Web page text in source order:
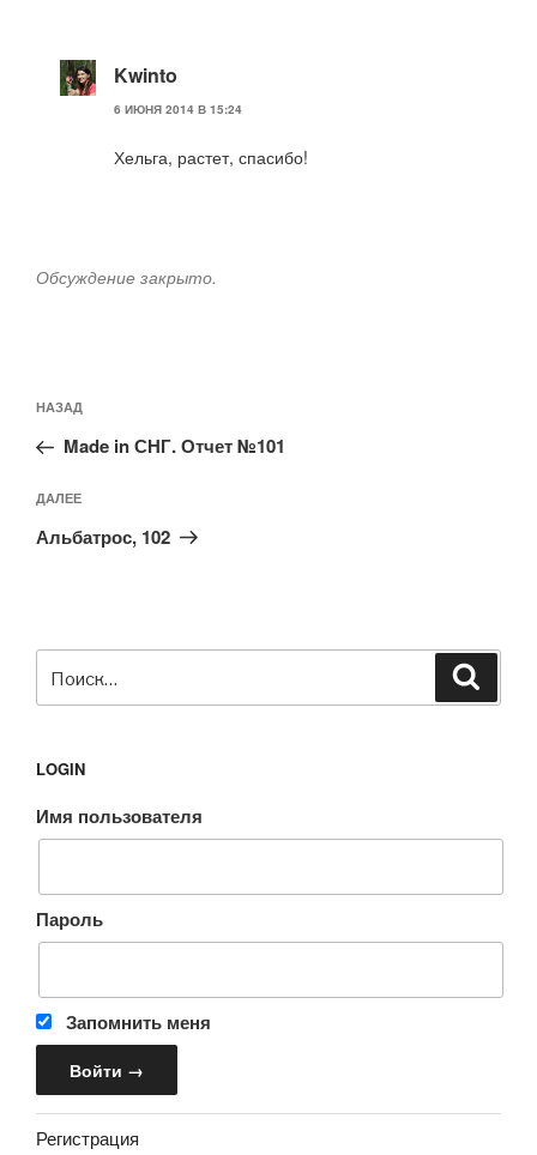
Kwinto
6 ИЮНЯ 2014 В 15:24
Хельга, растет, спасибо!
Обсуждение закрыто.
по
записям
Предыдущая
запись:
НАЗАД
Made in СНГ. Отчет №101
Следующая
запись
ДАЛЕЕ
Альбатрос, 102
LOGIN
Имя пользователя
Пароль
Запомнить меня
Регистрация